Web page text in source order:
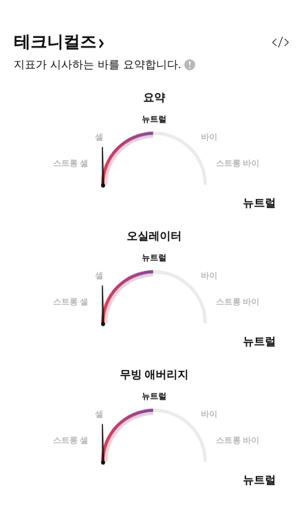
테크니컬즈
지표가 시사하는 바를 요약합니다.
오실레이터
뉴트럴
셀
바이
스트롱 셀 스트롱 바이
뉴트럴
요약
뉴트럴
셀
바이
스트롱 셀 스트롱 바이
뉴트럴
무빙 애버리지
뉴트럴
셀
바이
스트롱 셀 스트롱 바이
뉴트럴